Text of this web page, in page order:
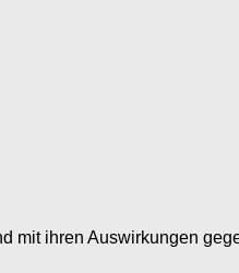
mit ihren Auswirkungen